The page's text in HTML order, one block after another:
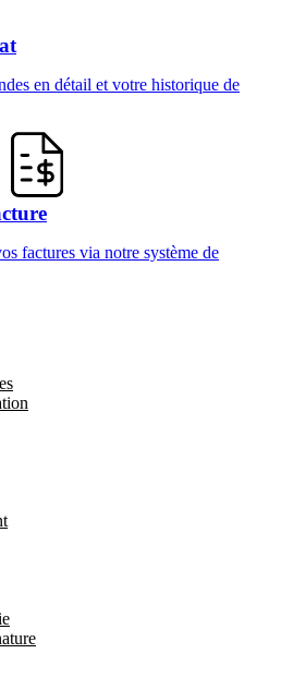
en détail et votre historique de
factures via notre système de